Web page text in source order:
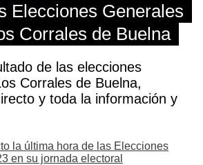
Elecciones Generales
Corrales de Buelna
de las elecciones
Corrales de Buelna,
y toda la información y
la última hora de las Elecciones
en su jornada electoral